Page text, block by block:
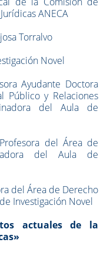
ANECA
Torralvo
Novel
Ayudante Doctora
Público y Relaciones
del Aula de
del Área de
del Aula de
del Área de Derecho
Investigación Novel
actuales de la